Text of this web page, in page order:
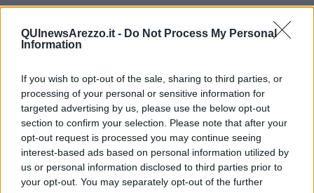
QUInewsArezzo.it - Do Not Process My Personal
Information
If you wish to opt-out of the sale, sharing to third parties, or
processing of your personal or sensitive information for
targeted advertising by us, please use the below opt-out
section to confirm your selection. Please note that after your
opt-out request is processed you may continue seeing
interest-based ads based on personal information utilized by
us or personal information disclosed to third parties prior to
your opt-out. You may separately opt-out of the further
AREZZO —La Giunta comunale ha adottato una delibera, su
proposta dell’assessore Tiziana Nisini, a seguito della quale il
Comune di Arezzo parteciperà a un bando del ministero
dell’Ambiente per il finanziamento della progettazione preliminare e
definitiva degli interventi di bonifica di edifici pubblici contaminati da
amianto fino a un massimo di 15.000 euro.
“L’amministrazione – ha sottolineatoTiziana Nisini– subito dopo
l’uscita del bando ministeriale pubblicato nella Gazzetta Ufficiale il